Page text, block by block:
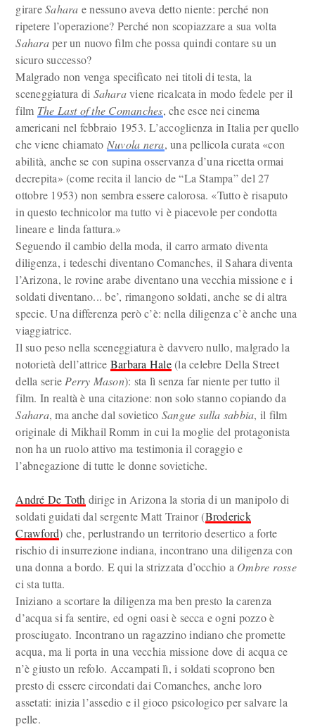
girareSahara e nessuno aveva detto niente: perché non
ripetere l’operazione? Perché non scopiazzare a sua volta
Saharaper un nuovo film che possa quindi contare su un
sicuro successo?
Malgrado non venga specificato nei titoli di testa, la
sceneggiatura di Saharaviene ricalcata in modo fedele per il
film The Last of the Comanches, che esce nei cinema
americani nel febbraio 1953. L’accoglienza in Italia per quello
che viene chiamato Nuvola nera, una pellicola curata «con
abilità, anche se con supina osservanza d’una ricetta ormai
decrepita» (come recita il lancio de “La Stampa” del 27
ottobre 1953) non sembra essere calorosa. «Tutto è risaputo
in questo technicolor ma tutto vi è piacevole per condotta
lineare e linda fattura.»
Seguendo il cambio della moda, il carro armato diventa
diligenza, i tedeschi diventano Comanches, il Sahara diventa
l’Arizona, le rovine arabe diventano una vecchia missione e i
soldati diventano... be’, rimangono soldati, anche se di altra
specie. Una differenza però c’è: nella diligenza c’è anche una
viaggiatrice.
Il suo peso nella sceneggiatura è davvero nullo, malgrado la
notorietà dell’attrice Barbara Hale(la celebre Della Street
della serie Perry Mason): sta lì senza far niente per tutto il
film. In realtà è una citazione: non solo stanno copiando da
Sahara, ma anche dal sovietico Sangue sulla sabbia, il film
originale di Mikhail Romm in cui la moglie del protagonista
non ha un ruolo attivo ma testimonia il coraggio e
l’abnegazione di tutte le donne sovietiche.
André De Toth dirige in Arizona la storia di un manipolo di
soldati guidati dal sergente Matt Trainor (Broderick
Crawford) che, perlustrando un territorio desertico a forte
rischio di insurrezione indiana, incontrano una diligenza con
una donna a bordo. E qui la strizzata d’occhio a Ombre rosse
ci sta tutta.
Iniziano a scortare la diligenza ma ben presto la carenza
d’acqua si fa sentire, ed ogni oasi è secca e ogni pozzo è
prosciugato. Incontrano un ragazzino indiano che promette
acqua, ma li porta in una vecchia missione dove di acqua ce
n’è giusto un refolo. Accampati lì, i soldati scoprono ben
presto di essere circondati dai Comanches, anche loro
assetati: inizia l’assedio e il gioco psicologico per salvare la
pelle.